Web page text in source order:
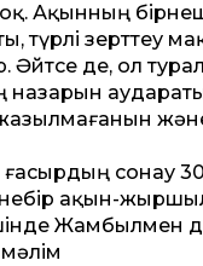
Ақынның
түрлі зерт­теу
Әйтсе де, ол
ғасырдың сонау
ақын-
Жамбылмен